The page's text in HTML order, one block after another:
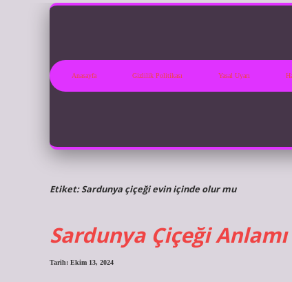
Anasayfa Gizlilik Politikası Yasal Uyarı
Etiket:Sardunya çiçeği evin içinde olur mu
Sardunya Çiçeği
Tarih: Ekim 13, 2024